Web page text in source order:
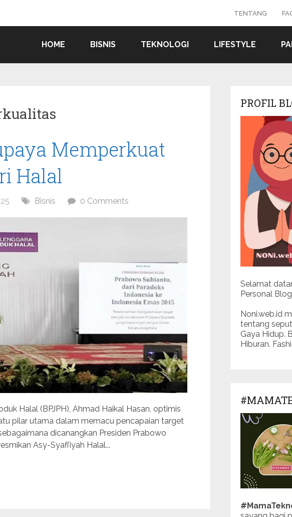
TENTANG
HOME BISNIS TEKNOLOGI LIFESTYLE
Memperkuat
Halal
Bisnis 0 Comments
Halal (BPJPH), Ahmad Haikal Hasan, optimis
pilar utama dalam memacu pencapaian target
dicanangkan Presiden Prabowo
Asy-Syafi’iyah Halal...
PROFIL
Selamat
Personal
Noni.web.id
tentang
Gaya Hidup.
Hiburan.